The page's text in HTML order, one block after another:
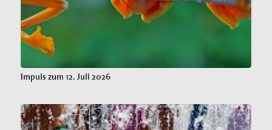
Impuls zum 12. Juli 2026